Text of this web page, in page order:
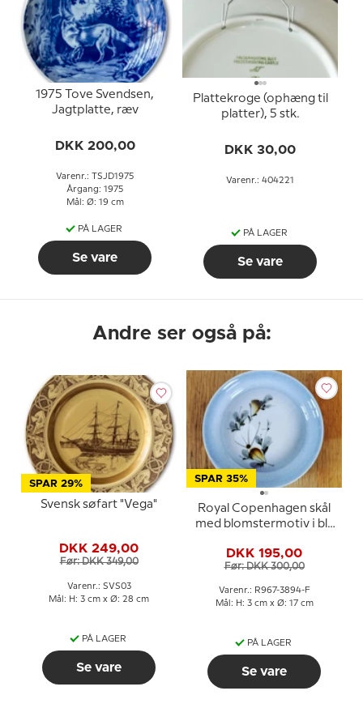
1975 Tove Svendsen,
Jagtplatte, ræv
DKK 200,00
Varenr.: TSJD1975
Årgang: 1975
Mål: Ø: 19 cm
PÅ LAGER
Se vare
Plattekroge (ophæng til
platter), 5 stk.
DKK 30,00
Varenr.: 404221
PÅ LAGER
Se vare
Andre ser også på:
SPAR 29%
Svensk søfart "Vega"
DKK 249,00
Før: DKK 349,00
Varenr.: SVS03
Mål: H: 3 cm x Ø: 28 cm
PÅ LAGER
Se vare
SPAR 35%
Royal Copenhagen skål
med blomstermotiv i blå
DKK 195,00
Før: DKK 300,00
Varenr.: R967-3894-F
Mål: H: 3 cm x Ø: 17 cm
PÅ LAGER
Se vare